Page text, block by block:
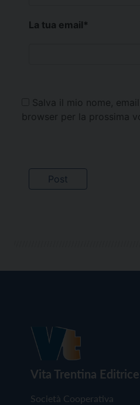
La tua email*
Salva il mio nome,
browser per la prossima
Vita Trentina Editrice
Società Cooperativa